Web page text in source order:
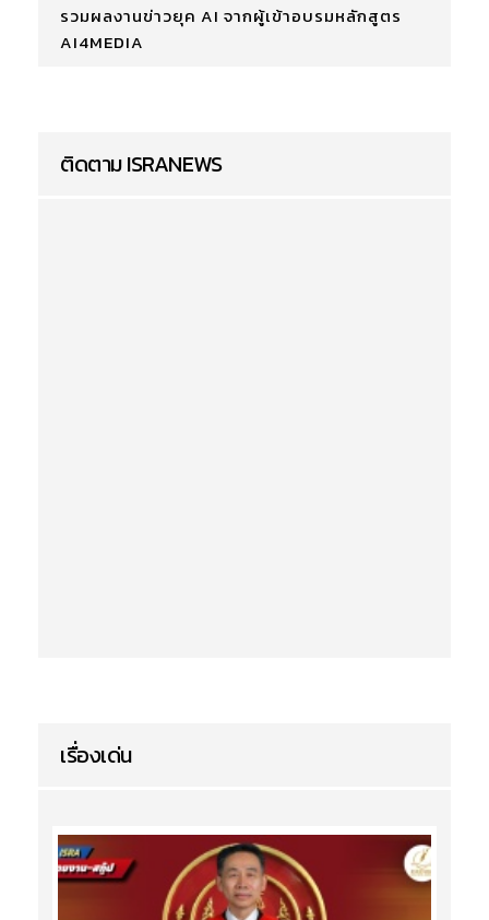
รวมผลงานข่าวยุค AI จากผู้เข้าอบรมหลักสูตร
AI4MEDIA
ติดตาม ISRANEWS
เรื่องเด่น